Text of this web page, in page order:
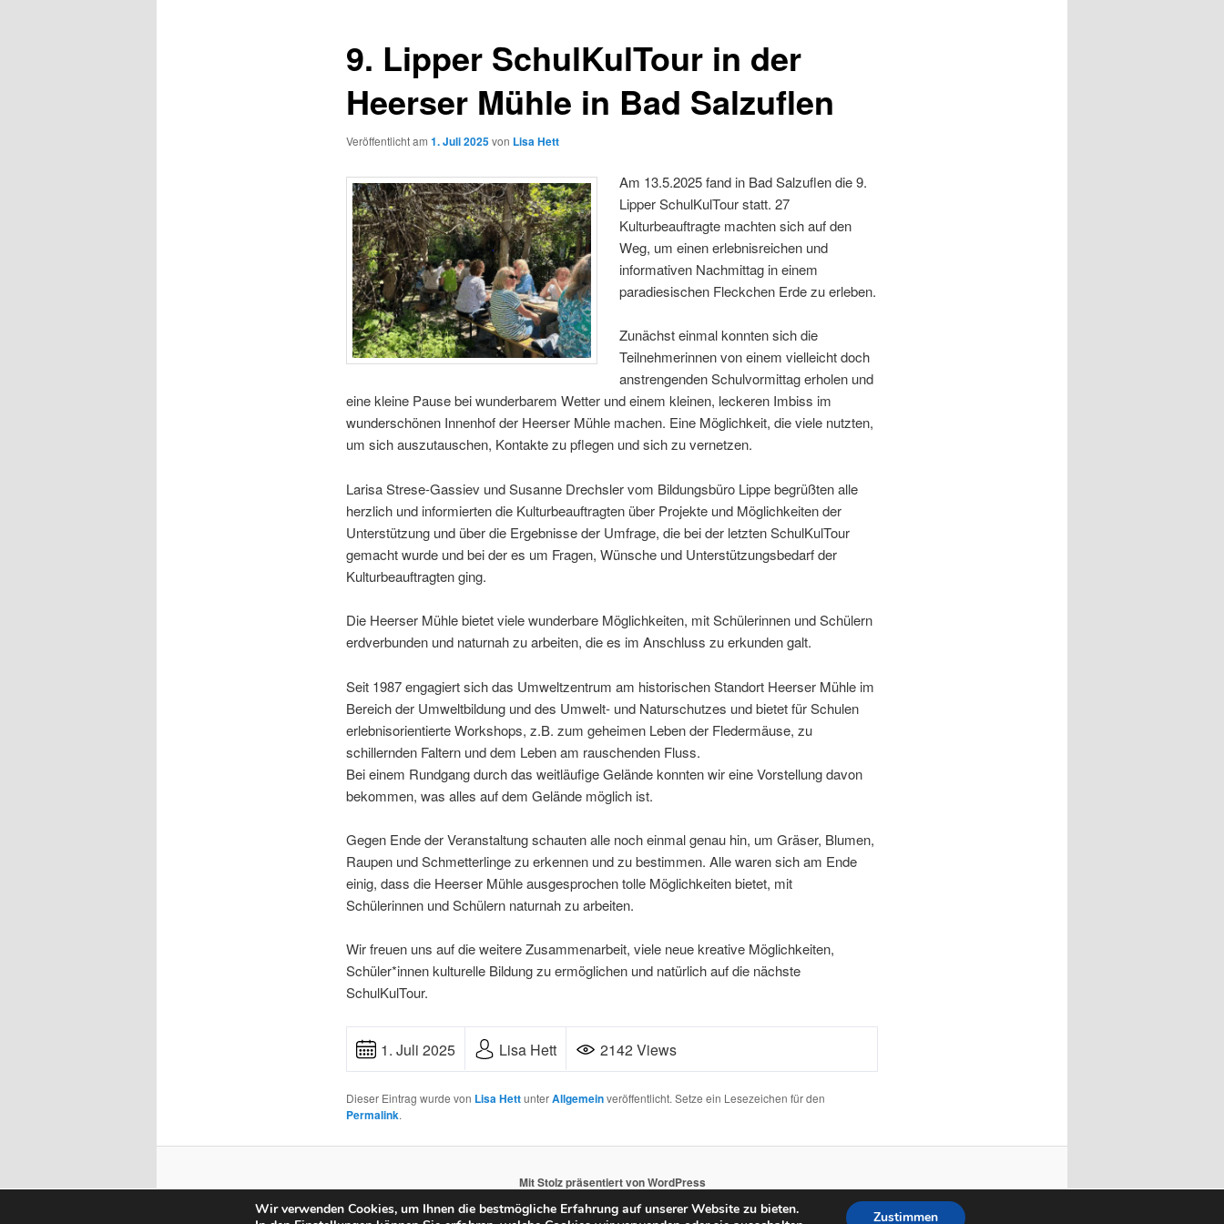
9. Lipper SchulKulTour in der
Heerser Mühle in Bad Salzuflen
Veröffentlicht am 1. Juli 2025von Lisa Hett
Am 13.5.2025 fand in Bad Salzuflen die 9.
Lipper SchulKulTour statt. 27
Kulturbeauftragte machten sich auf den
Weg, um einen erlebnisreichen und
informativen Nachmittag in einem
paradiesischen Fleckchen Erde zu erleben.
Zunächst einmal konnten sich die
Teilnehmerinnen von einem vielleicht doch
anstrengenden Schulvormittag erholen und
eine kleine Pause bei wunderbarem Wetter und einem kleinen, leckeren Imbiss im
wunderschönen Innenhof der Heerser Mühle machen. Eine Möglichkeit, die viele nutzten,
um sich auszutauschen, Kontakte zu pflegen und sich zu vernetzen.
Larisa Strese-Gassiev und Susanne Drechsler vom Bildungsbüro Lippe begrüßten alle
herzlich und informierten die Kulturbeauftragten über Projekte und Möglichkeiten der
Unterstützung und über die Ergebnisse der Umfrage, die bei der letzten SchulKulTour
gemacht wurde und bei der es um Fragen, Wünsche und Unterstützungsbedarf der
Kulturbeauftragten ging.
Die Heerser Mühle bietet viele wunderbare Möglichkeiten, mit Schülerinnen und Schülern
erdverbunden und naturnah zu arbeiten, die es im Anschluss zu erkunden galt.
Seit 1987 engagiert sich das Umweltzentrum am historischen Standort Heerser Mühle im
Bereich der Umweltbildung und des Umwelt- und Naturschutzes und bietet für Schulen
erlebnisorientierte Workshops, z.B. zum geheimen Leben der Fledermäuse, zu
schillernden Faltern und dem Leben am rauschenden Fluss.
Bei einem Rundgang durch das weitläufige Gelände konnten wir eine Vorstellung davon
bekommen, was alles auf dem Gelände möglich ist.
Gegen Ende der Veranstaltung schauten alle noch einmal genau hin, um Gräser, Blumen,
Raupen und Schmetterlinge zu erkennen und zu bestimmen. Alle waren sich am Ende
einig, dass die Heerser Mühle ausgesprochen tolle Möglichkeiten bietet, mit
Schülerinnen und Schülern naturnah zu arbeiten.
Wir freuen uns auf die weitere Zusammenarbeit, viele neue kreative Möglichkeiten,
Schüler*innen kulturelle Bildung zu ermöglichen und natürlich auf die nächste
SchulKulTour.
1. Juli 2025 Lisa Hett 2142 Views
Dieser Eintrag wurde von Lisa HettunterAllgemeinveröffentlicht. Setze ein Lesezeichen für den
Permalink.
Mit Stolz präsentiert von WordPress
Wir verwenden Cookies, um Ihnen die bestmögliche Erfahrung auf unserer Website zu bieten.
Zustimmen